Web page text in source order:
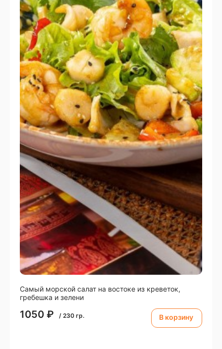
Самый морской салат на востоке из креветок,
гребешка и зелени
1050 ₽ / 230 гр. В корзину